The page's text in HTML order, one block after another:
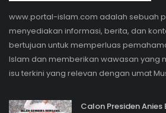
www.portal-islam.com adalah sebuah
menyediakan informasi, berita, dan
bertujuan untuk memperluas
Islam dan memberikan wawasan yang
isu terkini yang relevan dengan umat
Calon Presiden Anies